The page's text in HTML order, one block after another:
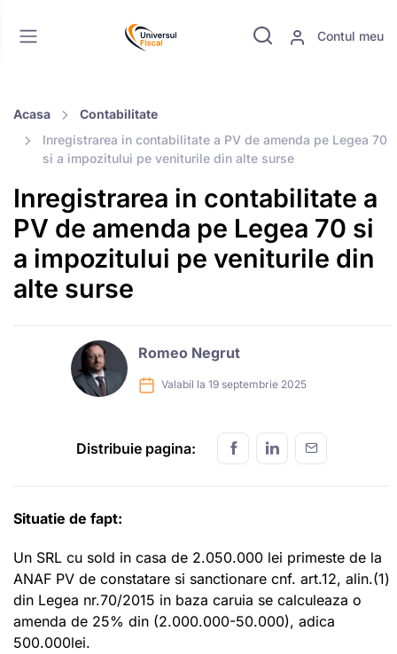
Contul meu
Acasa
Contabilitate
Inregistrarea in contabilitate a PV de amenda pe Legea 70
si a impozitului pe veniturile din alte surse
Inregistrarea in contabilitate a
PV de amenda pe Legea 70 si
a impozitului pe veniturile din
alte surse
Romeo Negrut
Valabil la 19 septembrie 2025
Distribuie pagina:
Situatie de fapt:
Un SRL cu sold in casa de 2.050.000 lei primeste de la
ANAF PV de constatare si sanctionare cnf. art.12, alin.(1)
din Legea nr.70/2015 in baza caruia se calculeaza o
amenda de 25% din (2.000.000-50.000), adica
500.000lei.